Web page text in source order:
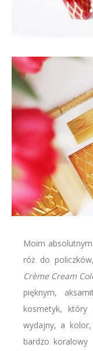
Moim
róż do
Crème Cream
pięknym,
kosmetyk,
wydajny, a
bardzo